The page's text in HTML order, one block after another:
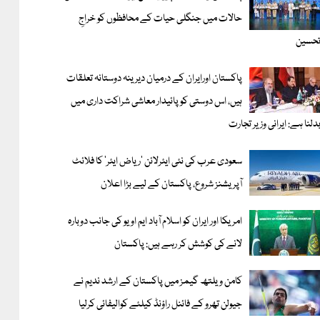
حالات میں جنگلی حیات کے محافظوں کو خراجِ
تحسین
پاکستان اورایران کے درمیان دیرینہ دوستانہ تعلقات
ہیں، اس دوستی کوپائیدار معاشی شراکت داری میں
بدلنا ہے: ایرانی وزیر تجارت
سعودی عرب کی نئی ایئرلائن ‘ریاض ایئر’ کا فلائٹ
آپریشنز شروع، پاکستان کے لیے بڑا اعلان
امریکا اور ایران کو اسلام آباد ایم او یو کی جانب دوبارہ
لانے کی کوشش کر رہے ہیں: پاکستان
کامن ویلتھ گیمز میں پاکستان کے ارشد ندیم نے
جیولن تھرو کے فائنل راؤنڈ کیلئے کوالیفائی کرلیا